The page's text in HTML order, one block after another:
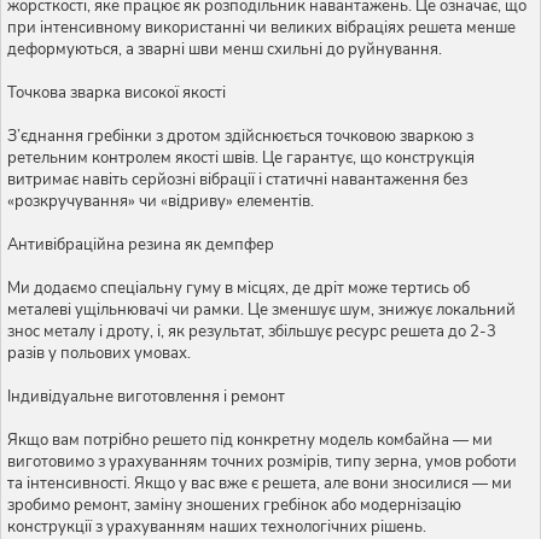
жорсткості, яке працює як розподільник навантажень. Це означає, що
при інтенсивному використанні чи великих вібраціях решета менше
деформуються, а зварні шви менш схильні до руйнування.
Точкова зварка високої якості
З’єднання гребінки з дротом здійснюється точковою зваркою з
ретельним контролем якості швів. Це гарантує, що конструкція
витримає навіть серйозні вібрації і статичні навантаження без
«розкручування» чи «відриву» елементів.
Антивібраційна резина як демпфер
Ми додаємо спеціальну гуму в місцях, де дріт може тертись об
металеві ущільнювачі чи рамки. Це зменшує шум, знижує локальний
знос металу і дроту, і, як результат, збільшує ресурс решета до 2-3
разів у польових умовах.
Індивідуальне виготовлення і ремонт
Якщо вам потрібно решето під конкретну модель комбайна — ми
виготовимо з урахуванням точних розмірів, типу зерна, умов роботи
та інтенсивності. Якщо у вас вже є решета, але вони зносилися — ми
зробимо ремонт, заміну зношених гребінок або модернізацію
конструкції з урахуванням наших технологічних рішень.